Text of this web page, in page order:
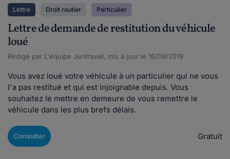
Lettre Droit routier Particulier
Lettre de demande de restitution du véhicule
loué
Rédigé par L'équipe Juritravail, mis à jour le 16/09/2019
Vous avez loué votre véhicule à un particulier qui ne vous
l'a pas restitué et qui est injoignable depuis. Vous
souhaitez le mettre en demeure de vous remettre le
véhicule dans les plus brefs délais.
Consulter Gratuit